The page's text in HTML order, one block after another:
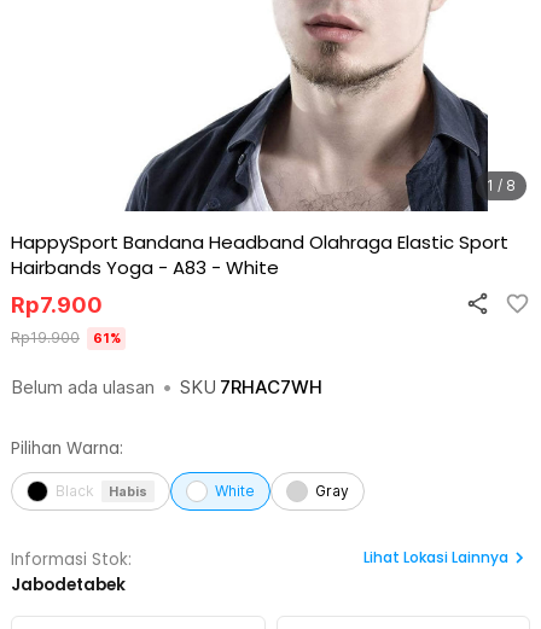
1 / 8
HappySport Bandana Headband Olahraga Elastic Sport
Hairbands Yoga - A83 - White
Belum ada ulasan • SKU 7RHAC7WH
Rp7.900
Rp19.900 61%
Pilihan Warna:
Black Habis White Gray
Informasi Stok:
Jabodetabek
Lihat Lokasi Lainnya